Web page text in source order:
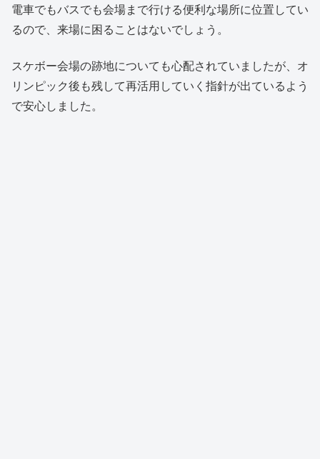
電車でもバスでも会場まで行ける便利な場所に位置してい
るので、来場に困ることはないでしょう。
スケボー会場の跡地についても心配されていましたが、オ
リンピック後も残して再活用していく指針が出ているよう
で安心しました。